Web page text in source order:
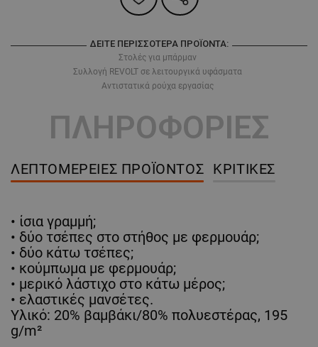
ΔΕΊΤΕ ΠΕΡΙΣΣΌΤΕΡΑ ΠΡΟΪΌΝΤΑ:
Στολές για μπάρμαν
Συλλογή REVOLT σε λειτουργικά υφάσματα
Αντιστατικά ρούχα εργασίας
ΠΛΗΡΟΦΟΡΙΕΣ
ΛΕΠΤΟΜΈΡΕΙΕΣ ΠΡΟΪΌΝΤΟΣ ΚΡΙΤΙΚΈΣ
• ίσια γραμμή;
• δύο τσέπες στο στήθος με φερμουάρ;
• δύο κάτω τσέπες;
• κούμπωμα με φερμουάρ;
• μερικό λάστιχο στο κάτω μέρος;
• ελαστικές μανσέτες.
Υλικό: 20% βαμβάκι/80% πολυεστέρας, 195
g/m²